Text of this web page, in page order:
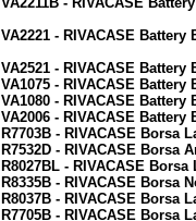
- RIVACASE
- RIVACASE Battery
- RIVACASE Battery
- RIVACASE Battery
- RIVACASE Battery
- RIVACASE Borsa
- RIVACASE Borsa
- RIVACASE Borsa
- RIVACASE Borsa
- RIVACASE Borsa
- RIVACASE Borsa